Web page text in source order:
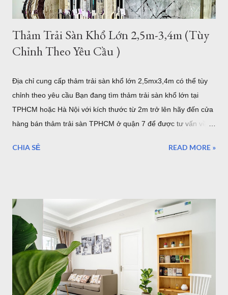
Thảm Trải Sàn Khổ Lớn 2,5m-3,4m (Tùy
Chỉnh Theo Yêu Cầu )
Địa chỉ cung cấp thảm trải sàn khổ lớn 2,5mx3,4m có thể tùy
chỉnh theo yêu cầu Bạn đang tìm thảm trải sàn khổ lớn tại
TPHCM hoặc Hà Nội với kích thước từ 2m trở lên hãy đến cửa
hàng bán thảm trải sàn TPHCM ở quận 7 để được tư vấn về
yêu cầu của bạn. Kho thảm trải sàn khổ lớn quận 7 TPHCM
khổ lớn - Bảo hành - Giao hàng .... Địa chỉ bán thảm lót sàn
khổ lớn tại HCM và Hà Nội Coupons trong tháng của Thảm
Đẹp 1. Giới thiệu về thảm khổ 2,5m - 3,4m 2,6m - 3,6m Là đơn
vị cung cấp thảm trải sàn - thảm trang trí nhà tại Hồ Chí Minh
và Hà Nội, chung tôi luôn phục vụ tối đa nhu cầu của khách
hàng, với nhu cầu trải sàn khổ lớn ơ Việt Nam, chúng tôi đã
CHIA SẺ READ MORE »